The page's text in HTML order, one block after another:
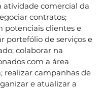
atividade comercial da
contratos;
potenciais clientes e
portefólio de serviços e
colaborar na
com a área
realizar campanhas de
e atualizar a